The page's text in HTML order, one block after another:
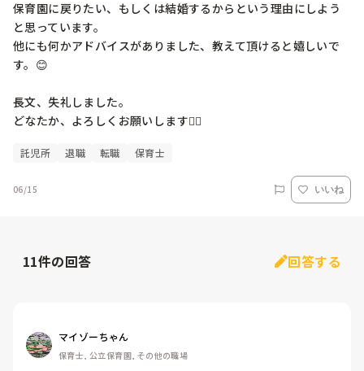
保育園に戻りたい、もしくは結婚するからという理由にしよう
と思っています。
他にも何かアドバイスがありました、教えて頂けると嬉しいで
す。😊
長文、失礼しました。
どなたか、よろしくお願いします🙇‍♀️
託児所 退職 転職 保育士
06/15 いいね
11件の回答 回答する
マイゾーちゃん
保育士, 公立保育園, その他の職場